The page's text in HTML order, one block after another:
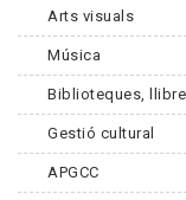
Arts visuals
Música
Biblioteques,
Gestió cultural
APGCC